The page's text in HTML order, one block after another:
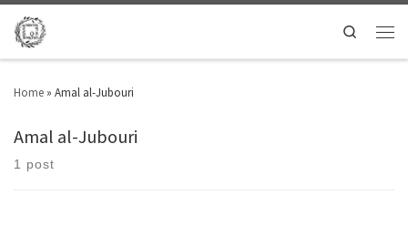
Search
Home » Amal al-Jubouri
Amal al-Jubouri
1 post